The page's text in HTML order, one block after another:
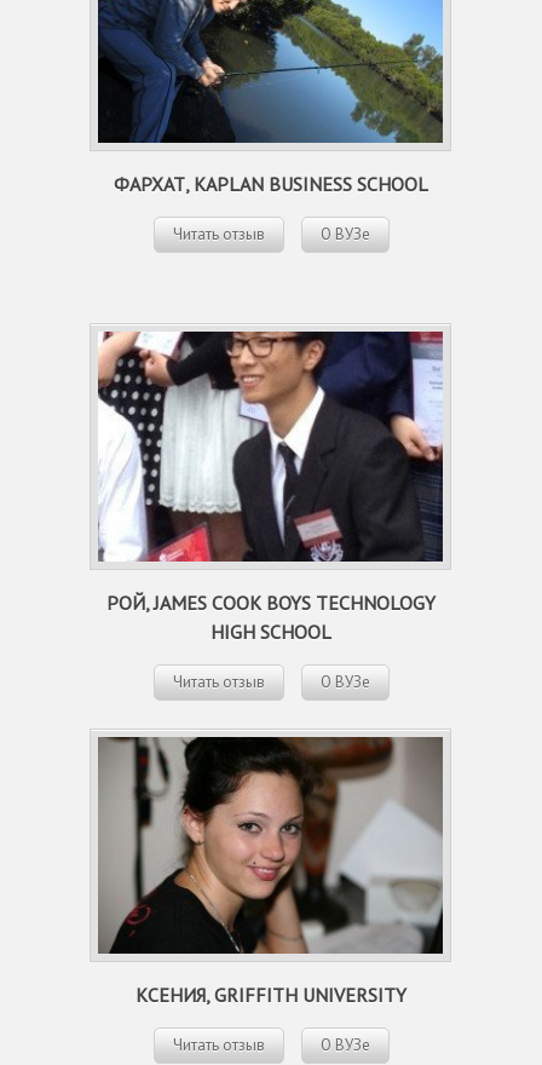
ФАРХАТ, KAPLAN BUSINESS SCHOOL
Читать отзыв О ВУЗе
РОЙ, JAMES COOK BOYS TECHNOLOGY
HIGH SCHOOL
Читать отзыв О ВУЗе
КСЕНИЯ, GRIFFITH UNIVERSITY
Читать отзыв О ВУЗе